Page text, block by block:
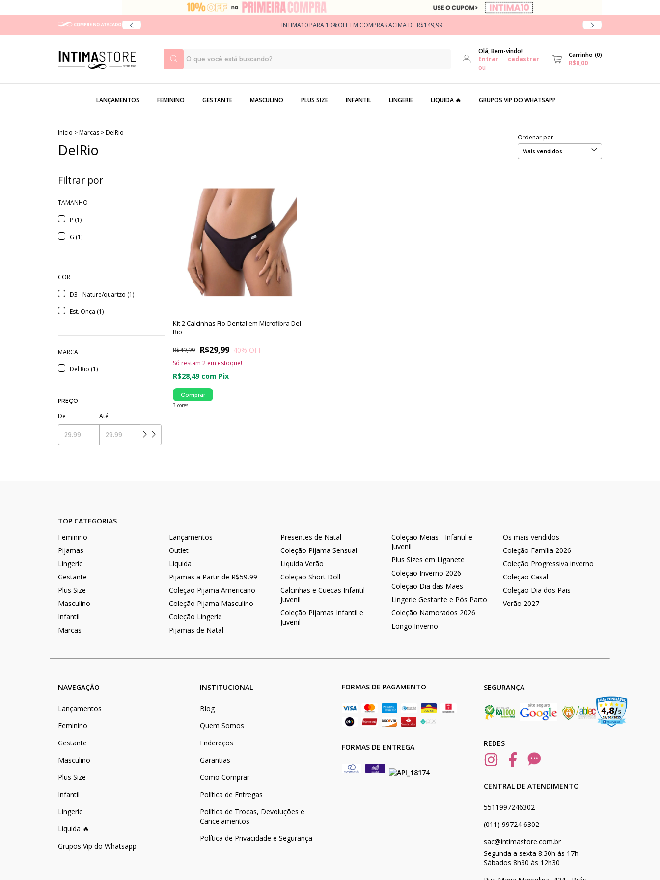
INTIMA10 PARA 10%OFF EM COMPRAS ACIMA DE R$149,99
Olá, Bem-vindo!
Entrar
ou
cadastrar Carrinho (0)
R$0,00
LANÇAMENTOS FEMININO GESTANTE MASCULINO PLUS SIZE INFANTIL LINGERIE LIQUIDA 🔥 GRUPOS VIP DO WHATSAPP
Início >Marcas >DelRio
DelRio
Ordenar por
Filtrar por
COR
D3 - Nature/quartzo (1)
Est. Onça (1)
TAMANHO
P (1)
G (1)
MARCA
Del Rio (1)
PREÇO
De Até
Kit 2 Calcinhas Fio-Dental em Microfibra Del
Rio
R$29,99
R$49,99 40% OFF
R$28,49 com Pix
Só restam2 em estoque!
3 cores
Comprar
TOP CATEGORIAS
Feminino
Pijamas
Lingerie
Gestante
Plus Size
Masculino
Infantil
Marcas
Lançamentos
Outlet
Liquida
Pijamas a Partir de R$59,99
Coleção Pijama Americano
Coleção Pijama Masculino
Coleção Lingerie
Pijamas de Natal
Presentes de Natal
Coleção Pijama Sensual
Liquida Verão
Coleção Short Doll
Calcinhas e Cuecas Infantil-
Juvenil
Coleção Pijamas Infantil e
Juvenil
Coleção Meias - Infantil e
Juvenil
Plus Sizes em Liganete
Coleção Inverno 2026
Coleção Dia das Mães
Lingerie Gestante e Pós Parto
Coleção Namorados 2026
Longo Inverno
Os mais vendidos
Coleção Família 2026
Coleção Progressiva inverno
Coleção Casal
Coleção Dia dos Pais
Verão 2027
NAVEGAÇÃO
Lançamentos
Feminino
Gestante
Masculino
Plus Size
Infantil
Lingerie
Liquida 🔥
Grupos Vip do Whatsapp
INSTITUCIONAL
Blog
Quem Somos
Endereços
Garantias
Como Comprar
Política de Entregas
Política de Trocas, Devoluções e
Cancelamentos
Política de Privacidade e Segurança
FORMAS DE PAGAMENTO
FORMAS DE ENTREGA
SEGURANÇA
REDES
CENTRAL DE ATENDIMENTO
5511997246302
(011) 99724 6302
sac@intimastore.com.br
Segunda a sexta 8:30h às 17h
Sábados 8h30 às 12h30